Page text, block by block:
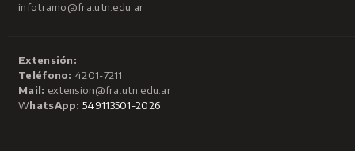
infotramo@fra.utn.edu.ar
Extensión:
Teléfono: 4201-7211
Mail: extension@fra.utn.edu.ar
WhatsApp: 549113501-2026